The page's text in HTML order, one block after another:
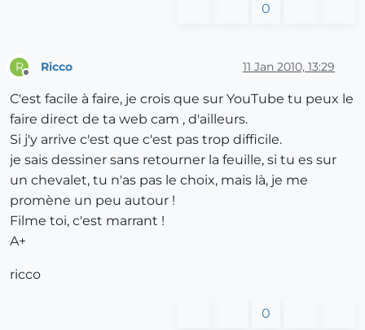
0
R Ricco 11 Jan 2010, 13:29
C'est facile à faire, je crois que sur YouTube tu peux le
faire direct de ta web cam , d'ailleurs.
Si j'y arrive c'est que c'est pas trop difficile.
je sais dessiner sans retourner la feuille, si tu es sur
un chevalet, tu n'as pas le choix, mais là, je me
promène un peu autour !
Filme toi, c'est marrant !
A+
ricco
0